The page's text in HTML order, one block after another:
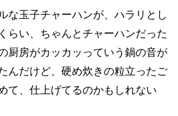
な玉子チャーハンが、ハラリとし
らい、ちゃんとチャーハンだった
厨房がカッカッっていう鍋の音が
んだけど、硬め炊きの粒立ったご
て、仕上げてるのかもしれない